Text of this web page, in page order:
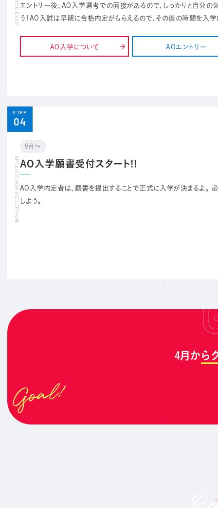
エントリー後、AO入学選考での面接があるので、しっかりと自分
う！AO入試は早期に合格内定がもらえるので、その後の時間を入学
AO入学について AOエントリー
STEP
04
9月〜
AO入学願書受付スタート!!
AO入学内定者は、願書を提出することで正式に入学が決まるよ。
しよう。
4月から